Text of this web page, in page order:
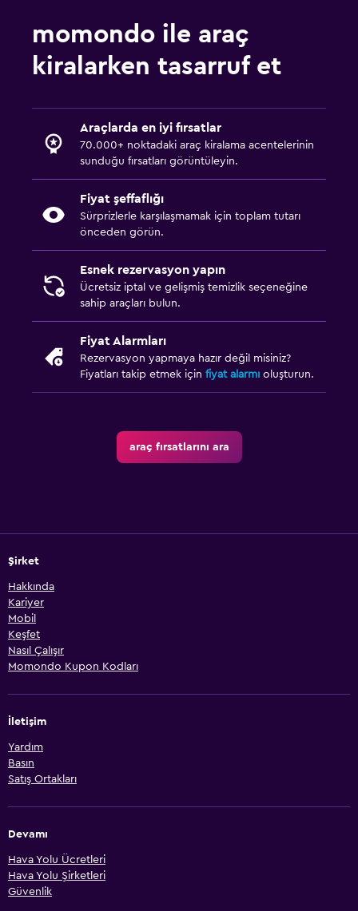
momondo ile araç
kiralarken tasarruf et
Araçlarda en iyi fırsatlar
70.000+ noktadaki araç kiralama acentelerinin
sunduğu fırsatları görüntüleyin.
Fiyat şeffaflığı
Sürprizlerle karşılaşmamak için toplam tutarı
önceden görün.
Esnek rezervasyon yapın
Ücretsiz iptal ve gelişmiş temizlik seçeneğine
sahip araçları bulun.
Fiyat Alarmları
Rezervasyon yapmaya hazır değil misiniz?
Fiyatları takip etmek için fiyat alarmı oluşturun.
araç fırsatlarını ara
Şirket
Hakkında
Kariyer
Mobil
Keşfet
Nasıl Çalışır
Momondo Kupon Kodları
İletişim
Yardım
Basın
Satış Ortakları
Devamı
Hava Yolu Ücretleri
Hava Yolu Şirketleri
Güvenlik